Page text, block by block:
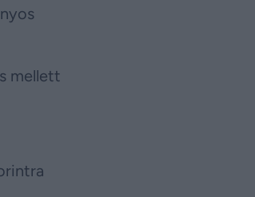
mellett